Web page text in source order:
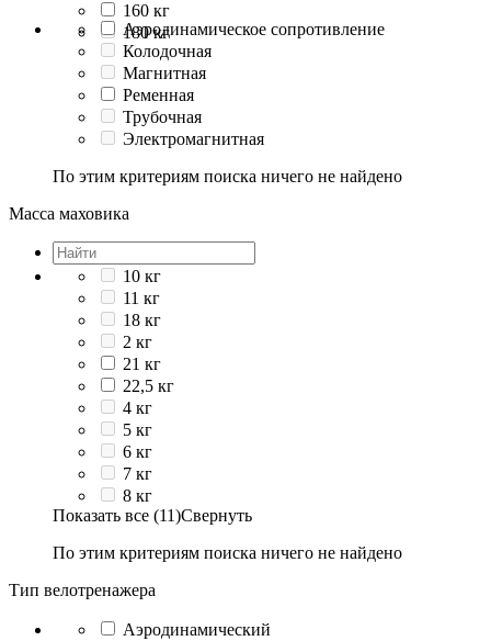
160 кг
180 кг
Аэродинамическое сопротивление
Колодочная
Магнитная
Ременная
Трубочная
Электромагнитная
По этим критериям поиска ничего не найдено
Масса маховика
10 кг
11 кг
18 кг
2 кг
21 кг
22,5 кг
4 кг
5 кг
6 кг
7 кг
8 кг
Показать все (11)Свернуть
По этим критериям поиска ничего не найдено
Тип велотренажера
Аэродинамический